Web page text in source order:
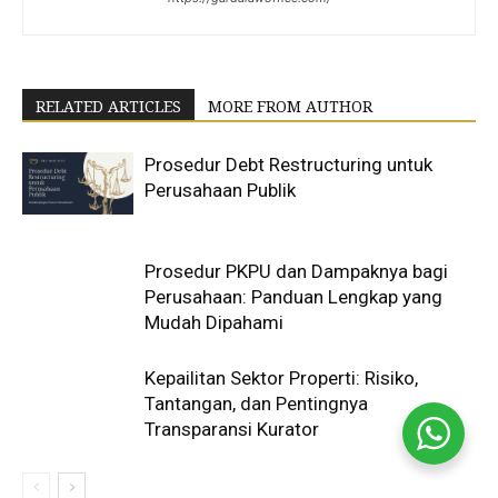
RELATED ARTICLES MORE FROM AUTHOR
Prosedur Debt Restructuring untuk
Perusahaan Publik
Prosedur PKPU dan Dampaknya bagi
Perusahaan: Panduan Lengkap yang
Mudah Dipahami
Kepailitan Sektor Properti: Risiko,
Tantangan, dan Pentingnya
Transparansi Kurator